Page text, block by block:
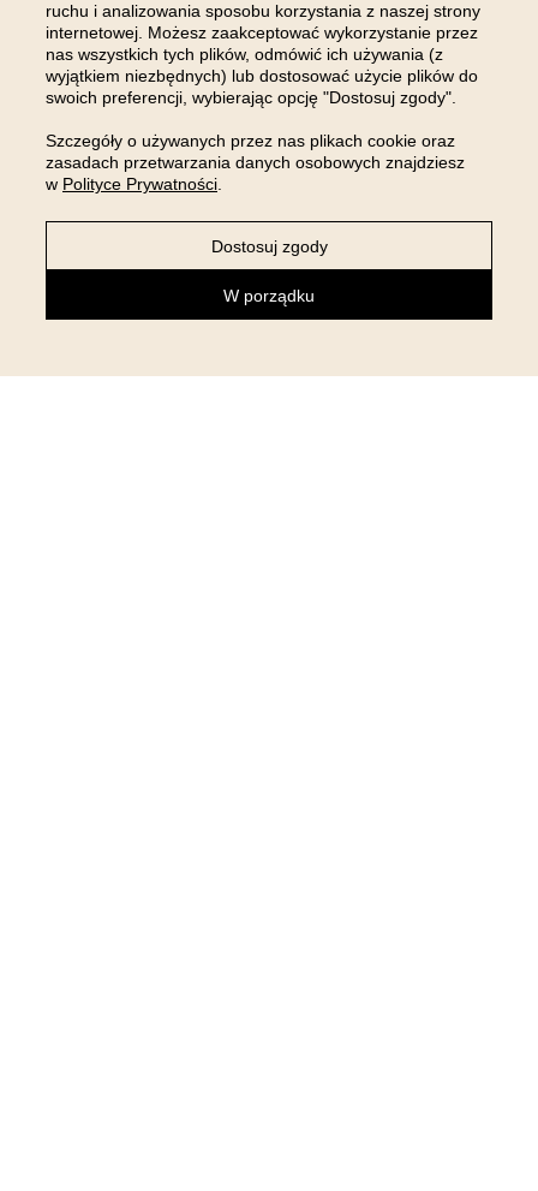
DOŁĄCZ DO NAS NA
INSTAGRAMIE
ruchu i analizowania sposobu korzystania z naszej strony
internetowej. Możesz zaakceptować wykorzystanie przez
nas wszystkich tych plików, odmówić ich używania (z
wyjątkiem niezbędnych) lub dostosować użycie plików do
swoich preferencji, wybierając opcję "Dostosuj zgody".
Szczegóły o używanych przez nas plikach cookie oraz
zasadach przetwarzania danych osobowych znajdziesz
w Polityce Prywatności
W porządku
Dostosuj zgody